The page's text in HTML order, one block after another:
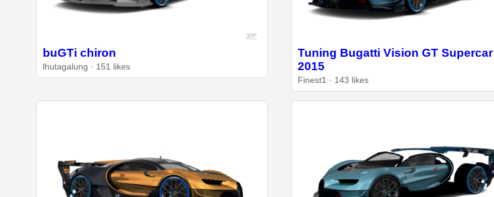
buGTi chiron
lhutagalung · 151 likes
Tuning Bugatti Vision GT Supercar
2015
Finest1 · 143 likes